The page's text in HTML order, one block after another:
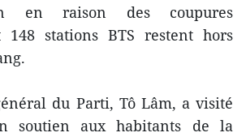
en raison des coupures
148 stations BTS restent hors
du Parti, Tô Lâm, a visité
soutien aux habitants de la